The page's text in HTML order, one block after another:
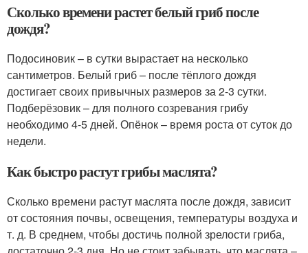
Сколько времени растет белый гриб после
дождя?
Подосиновик – в сутки вырастает на несколько
сантиметров. Белый гриб – после тёплого дождя
достигает своих привычных размеров за 2-3 сутки.
Подберёзовик – для полного созревания грибу
необходимо 4-5 дней. Опёнок – время роста от суток до
недели.
Как быстро растут грибы маслята?
Сколько времени растут маслята после дождя, зависит
от состояния почвы, освещения, температуры воздуха и
т. д. В среднем, чтобы достичь полной зрелости гриба,